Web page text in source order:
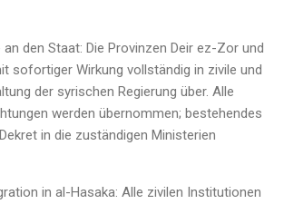
an den Staat: Die Provinzen Deir ez-Zor und
sofortiger Wirkung vollständig in zivile und
der syrischen Regierung über. Alle
werden übernommen; bestehendes
in die zuständigen Ministerien
in al-Hasaka: Alle zivilen Institutionen